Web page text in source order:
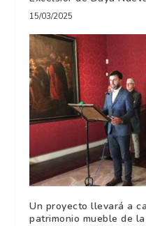
15/03/2025
Un proyecto llevará a
patrimonio mueble de